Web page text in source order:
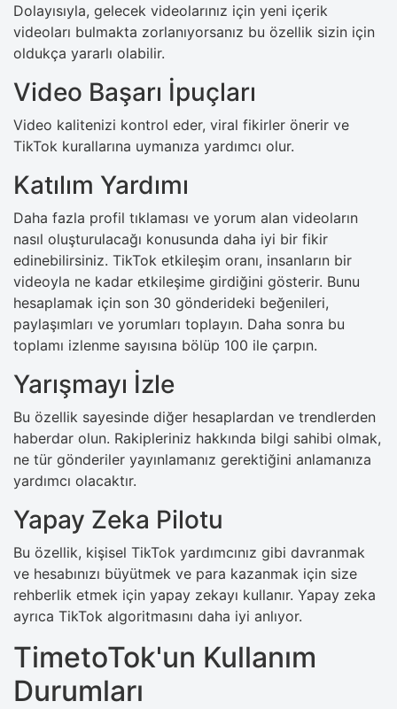
Dolayısıyla, gelecek videolarınız için yeni içerik
videoları bulmakta zorlanıyorsanız bu özellik sizin için
oldukça yararlı olabilir.
Video Başarı İpuçları
Video kalitenizi kontrol eder, viral fikirler önerir ve
TikTok kurallarına uymanıza yardımcı olur.
Katılım Yardımı
Daha fazla profil tıklaması ve yorum alan videoların
nasıl oluşturulacağı konusunda daha iyi bir fikir
edinebilirsiniz. TikTok etkileşim oranı, insanların bir
videoyla ne kadar etkileşime girdiğini gösterir. Bunu
hesaplamak için son 30 gönderideki beğenileri,
paylaşımları ve yorumları toplayın. Daha sonra bu
toplamı izlenme sayısına bölüp 100 ile çarpın.
Yarışmayı İzle
Bu özellik sayesinde diğer hesaplardan ve trendlerden
haberdar olun. Rakipleriniz hakkında bilgi sahibi olmak,
ne tür gönderiler yayınlamanız gerektiğini anlamanıza
yardımcı olacaktır.
Yapay Zeka Pilotu
Bu özellik, kişisel TikTok yardımcınız gibi davranmak
ve hesabınızı büyütmek ve para kazanmak için size
rehberlik etmek için yapay zekayı kullanır. Yapay zeka
ayrıca TikTok algoritmasını daha iyi anlıyor.
TimetoTok'un Kullanım
Durumları